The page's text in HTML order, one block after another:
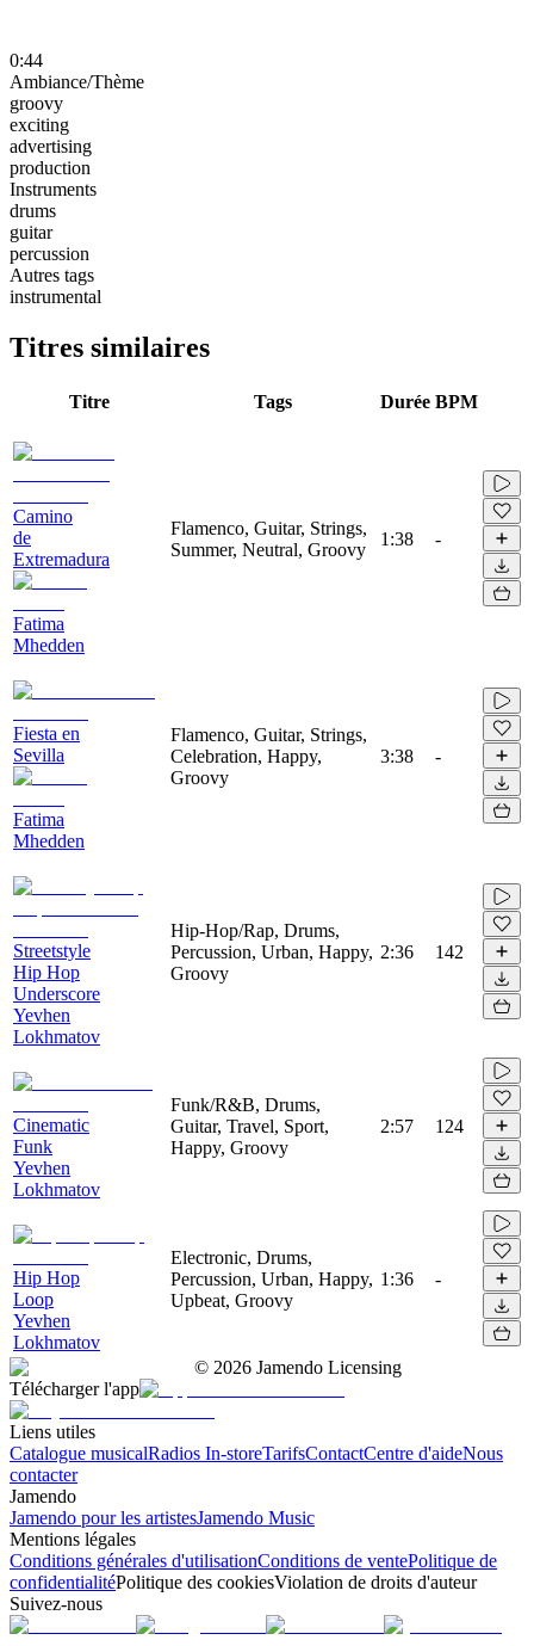
0:44
Ambiance/Thème
groovy
exciting
advertising
production
Instruments
drums
guitar
percussion
Autres tags
instrumental
Titres similaires
Titre Tags Durée BPM
Camino
de
Extremadura
Fatima
Mhedden
Flamenco, Guitar, Strings,
Summer, Neutral, Groovy
1:38 -
Fiesta en
Sevilla
Fatima
Mhedden
Flamenco, Guitar, Strings,
Celebration, Happy,
Groovy
3:38 -
Streetstyle
Hip Hop
Underscore
Yevhen
Lokhmatov
Hip-Hop/Rap, Drums,
Percussion, Urban, Happy,
Groovy
2:36 142
Cinematic
Funk
Yevhen
Lokhmatov
Funk/R&B, Drums,
Guitar, Travel, Sport,
Happy, Groovy
2:57 124
Hip Hop
Loop
Yevhen
Lokhmatov
Electronic, Drums,
Percussion, Urban, Happy,
Upbeat, Groovy
1:36 -
© 2026 Jamendo Licensing
Télécharger l'app
Liens utiles
Catalogue musicalRadios In-storeTarifsContactCentre d'aideNous
contacter
Jamendo
Jamendo pour les artistesJamendo Music
Mentions légales
Conditions générales d'utilisationConditions de ventePolitique de
confidentialitéPolitique des cookiesViolation de droits d'auteur
Suivez-nous